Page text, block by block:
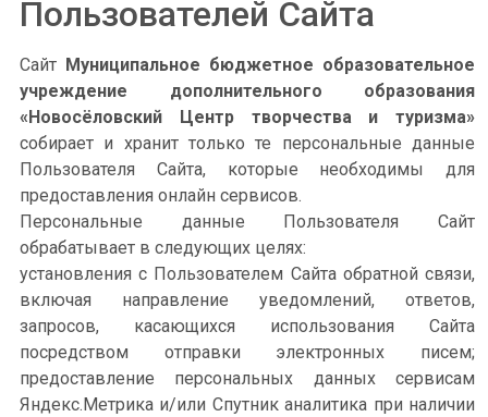
Пользователей Сайта
Сайт Муниципальное бюджетное образовательное
учреждение дополнительного образования
«Новосёловский Центр творчества и туризма»
собирает и хранит только те персональные данные
Пользователя Сайта, которые необходимы для
предоставления онлайн сервисов.
Персональные данные Пользователя Сайт
обрабатывает в следующих целях:
установления с Пользователем Сайта обратной связи,
включая направление уведомлений, ответов,
запросов, касающихся использования Сайта
посредством отправки электронных писем;
предоставление персональных данных сервисам
Яндекс.Метрика и/или Спутник аналитика при наличии